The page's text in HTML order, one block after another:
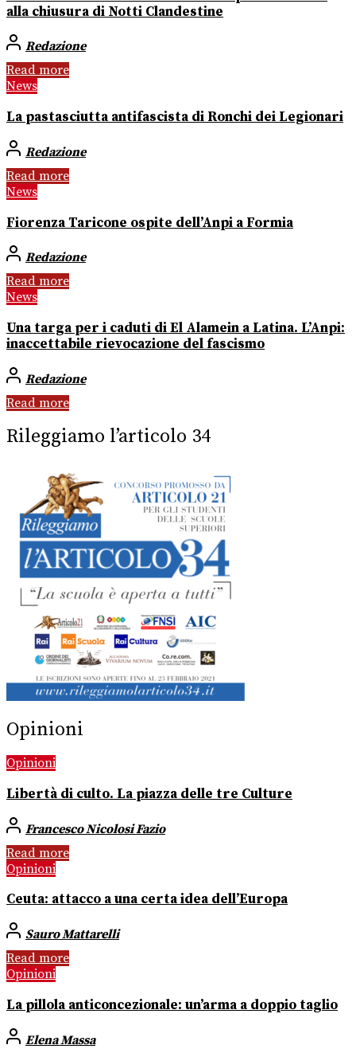
alla chiusura di Notti Clandestine
Redazione
Read more
News
La pastasciutta antifascista di Ronchi dei Legionari
Redazione
Read more
News
Fiorenza Taricone ospite dell’Anpi a Formia
Redazione
Read more
News
Una targa per i caduti di El Alamein a Latina. L’Anpi:
inaccettabile rievocazione del fascismo
Redazione
Read more
Rileggiamo l’articolo 34
Opinioni
Opinioni
Libertà di culto. La piazza delle tre Culture
Francesco Nicolosi Fazio
Read more
Opinioni
Ceuta: attacco a una certa idea dell’Europa
Sauro Mattarelli
Read more
Opinioni
La pillola anticoncezionale: un’arma a doppio taglio
Elena Massa